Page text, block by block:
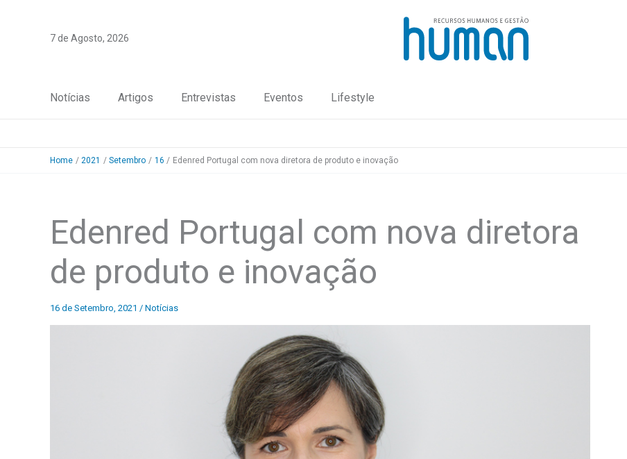
7 de Agosto, 2026
Notícias Artigos Entrevistas Eventos Lifestyle
Home 2021 Setembro 16 Edenred Portugal com nova diretora de produto e inovação
Edenred Portugal com nova diretora
de produto e inovação
16 de Setembro, 2021 / Notícias